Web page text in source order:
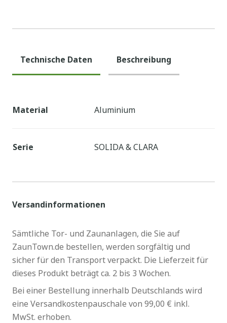
Technische Daten Beschreibung
Material Aluminium
Serie SOLIDA & CLARA
Versandinformationen
Sämtliche Tor- und Zaunanlagen, die Sie auf
ZaunTown.de bestellen, werden sorgfältig und
sicher für den Transport verpackt. Die Lieferzeit für
dieses Produkt beträgt ca. 2 bis 3 Wochen.
Bei einer Bestellung innerhalb Deutschlands wird
eine Versandkostenpauschale von 99,00 € inkl.
MwSt. erhoben.